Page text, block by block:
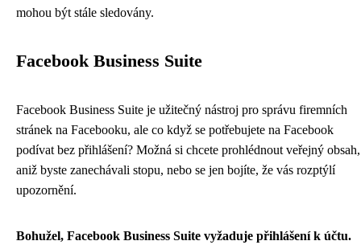
mohou být stále sledovány.
Facebook Business Suite
Facebook Business Suite je užitečný nástroj pro správu firemních
stránek na Facebooku, ale co když se potřebujete na Facebook
podívat bez přihlášení? Možná si chcete prohlédnout veřejný obsah,
aniž byste zanechávali stopu, nebo se jen bojíte, že vás rozptýlí
upozornění.
Bohužel, Facebook Business Suite vyžaduje přihlášení k účtu.